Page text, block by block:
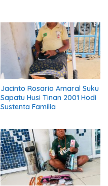
Jacinto Rosario Amaral Suku
Sapatu Husi Tinan 2001 Hodi
Sustenta Família